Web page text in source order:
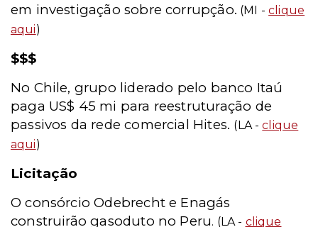
em investigação sobre corrupção. (MI -clique
aqui)
$$$
No Chile, grupo liderado pelo banco Itaú
paga US$ 45 mi para reestruturação de
passivos da rede comercial Hites. (LA -clique
aqui)
Licitação
O consórcio Odebrecht e Enagás
construirão gasoduto no Peru. (LA - clique